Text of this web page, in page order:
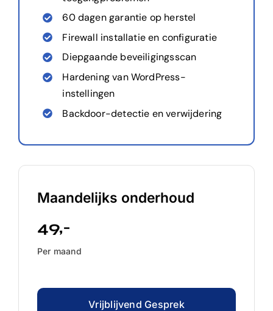
60 dagen garantie op herstel
Firewall installatie en configuratie
Diepgaande beveiligingsscan
Hardening van WordPress-
instellingen
Backdoor-detectie en verwijdering
Maandelijks onderhoud
49,-
Per maand
Vrijblijvend Gesprek